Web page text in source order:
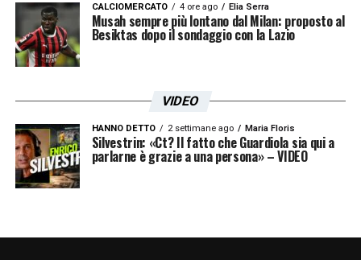
CALCIOMERCATO 4 ore ago Elia Serra
Musah sempre più lontano dal Milan: proposto al
Besiktas dopo il sondaggio con la Lazio
VIDEO
HANNO DETTO 2 settimane ago Maria Floris
Silvestrin: «Ct? Il fatto che Guardiola sia qui a
parlarne è grazie a una persona» – VIDEO